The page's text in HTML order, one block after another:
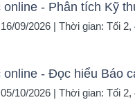
online - Phân tích Kỹ
09/2026 | Thời gian: Tối 2,
online - Đọc hiểu Báo
10/2026 | Thời gian: Tối 2,